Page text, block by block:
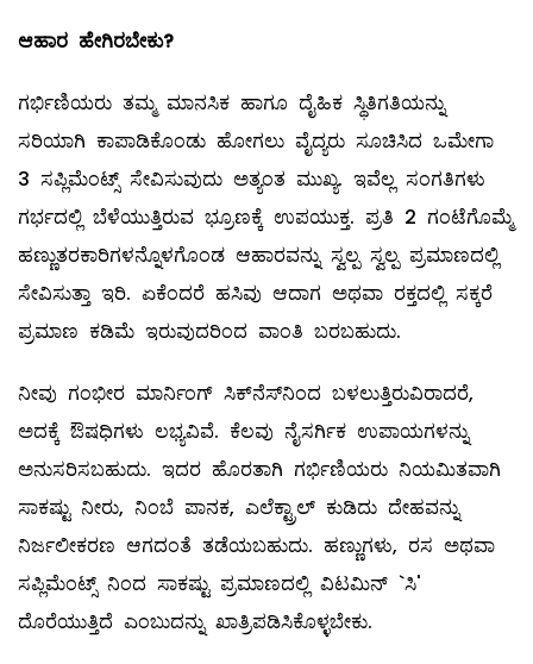
ಆಹಾರ ಹೇಗಿರಬೇಕು?
ಗರ್ಭಿಣಿಯರು ತಮ್ಮ ಮಾನಸಿಕ ಹಾಗೂ ದೈಹಿಕ ಸ್ಥಿತಿಗತಿಯನ್ನು
ಸರಿಯಾಗಿ ಕಾಪಾಡಿಕೊಂಡು ಹೋಗಲು ವೈದ್ಯರು ಸೂಚಿಸಿದ ಒಮೇಗಾ
3 ಸಪ್ಲಿಮೆಂಟ್ಸ್ ಸೇವಿಸುವುದು ಅತ್ಯಂತ ಮುಖ್ಯ. ಇವೆಲ್ಲ ಸಂಗತಿಗಳು
ಗರ್ಭದಲ್ಲಿ ಬೆಳೆಯುತ್ತಿರುವ ಭ್ರೂಣಕ್ಕೆ ಉಪಯುಕ್ತ. ಪ್ರತಿ 2 ಗಂಟೆಗೊಮ್ಮೆ
ಹಣ್ಣುತರಕಾರಿಗಳನ್ನೊಳಗೊಂಡ ಆಹಾರವನ್ನು ಸ್ವಲ್ಪ ಸ್ವಲ್ಪ ಪ್ರಮಾಣದಲ್ಲಿ
ಸೇವಿಸುತ್ತಾ ಇರಿ. ಏಕೆಂದರೆ ಹಸಿವು ಆದಾಗ ಅಥವಾ ರಕ್ತದಲ್ಲಿ ಸಕ್ಕರೆ
ಪ್ರಮಾಣ ಕಡಿಮೆ ಇರುವುದರಿಂದ ವಾಂತಿ ಬರಬಹುದು.
ನೀವು ಗಂಭೀರ ಮಾರ್ನಿಂಗ್‌ ಸಿಕ್‌ನೆಸ್‌ನಿಂದ ಬಳಲುತ್ತಿರುವಿರಾದರೆ,
ಅದಕ್ಕೆ ಔಷಧಿಗಳು ಲಭ್ಯವಿವೆ. ಕೆಲವು ನೈಸರ್ಗಿಕ ಉಪಾಯಗಳನ್ನು
ಅನುಸರಿಸಬಹುದು. ಇದರ ಹೊರತಾಗಿ ಗರ್ಭಿಣಿಯರು ನಿಯಮಿತವಾಗಿ
ಸಾಕಷ್ಟು ನೀರು, ನಿಂಬೆ ಪಾನಕ, ಎಲೆಕ್ಟ್ರಾಲ್ ಕುಡಿದು ದೇಹವನ್ನು
ನಿರ್ಜಲೀಕರಣ ಆಗದಂತೆ ತಡೆಯಬಹುದು. ಹಣ್ಣುಗಳು, ರಸ ಅಥವಾ
ಸಪ್ಲಿಮೆಂಟ್ಸ್ ನಿಂದ ಸಾಕಷ್ಟು ಪ್ರಮಾಣದಲ್ಲಿ ವಿಟಮಿನ್‌ `ಸಿ'
ದೊರೆಯುತ್ತಿದೆ ಎಂಬುದನ್ನು ಖಾತ್ರಿಪಡಿಸಿಕೊಳ್ಳಬೇಕು.